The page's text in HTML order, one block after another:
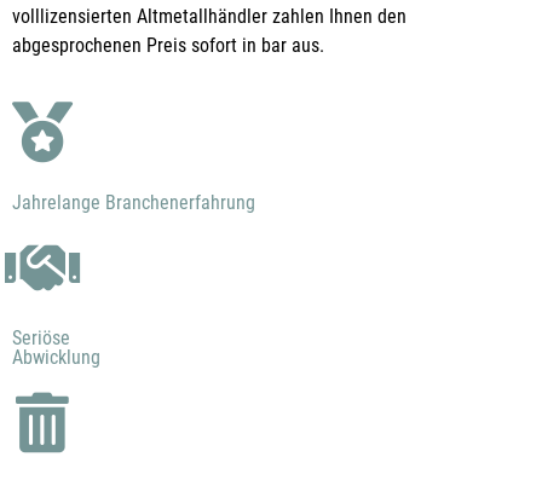
volllizensierten Altmetallhändler zahlen Ihnen den
abgesprochenen Preis sofort in bar aus.
Jahrelange Branchenerfahrung
Seriöse
Abwicklung